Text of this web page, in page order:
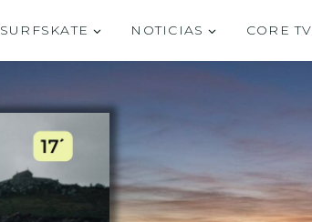
SURFSKATE NOTICIAS CORE TV